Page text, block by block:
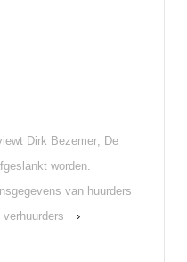
Dirk Bezemer; De
worden.
van huurders
›